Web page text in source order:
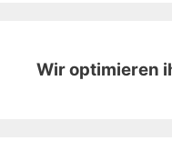
Wir optimieren